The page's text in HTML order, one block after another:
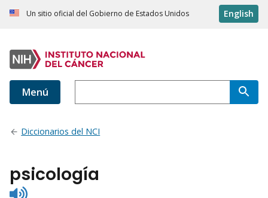
Un sitio oficial del Gobierno de Estados Unidos English
Menú
Diccionarios del NCI
psicología
Listen